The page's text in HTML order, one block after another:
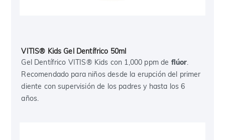
VITIS® Kids Gel Dentífrico 50ml
Gel Dentífrico VITIS® Kids con 1,000 ppm de flúor.
Recomendado para niños desde la erupción del primer
diente con supervisión de los padres y hasta los 6
años.